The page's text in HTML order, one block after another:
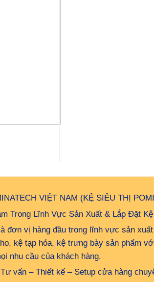
VIỆT NAM (KỆ SIÊU THỊ
Trong Lĩnh Vực Sản Xuất & Lắp Đặt
đơn vị hàng đầu trong lĩnh vực sản
kệ tạp hóa, kệ trưng bày sản phẩm
nhu cầu của khách hàng.
vấn – Thiết kế – Setup cửa hàng